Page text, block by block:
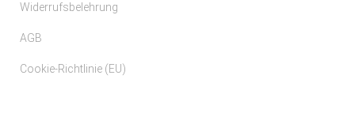
Widerrufsbelehrung
AGB
Cookie-Richtlinie (EU)